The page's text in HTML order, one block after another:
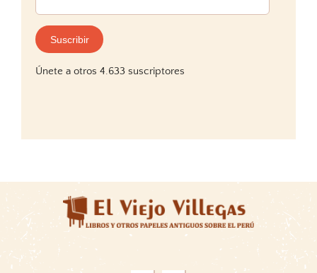
correo
electrónico:
Suscribir
Únete a otros 4.633 suscriptores